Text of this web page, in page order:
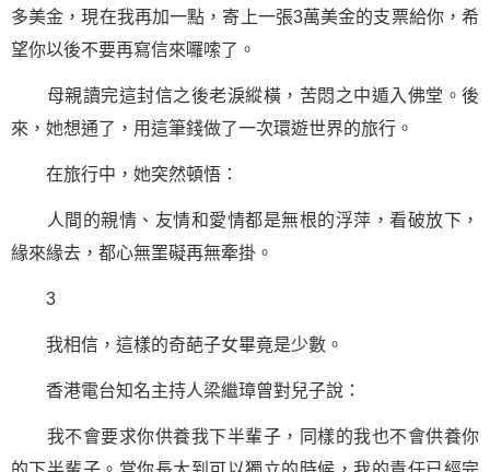
多美金，現在我再加一點，寄上一張3萬美金的支票給你，希
望你以後不要再寫信來囉嗦了。
母親讀完這封信之後老淚縱橫，苦悶之中遁入佛堂。後
來，她想通了，用這筆錢做了一次環遊世界的旅行。
在旅行中，她突然頓悟：
人間的親情、友情和愛情都是無根的浮萍，看破放下，
緣來緣去，都心無罣礙再無牽掛。
3
我相信，這樣的奇葩子女畢竟是少數。
香港電台知名主持人梁繼璋曾對兒子說：
我不會要求你供養我下半輩子，同樣的我也不會供養你